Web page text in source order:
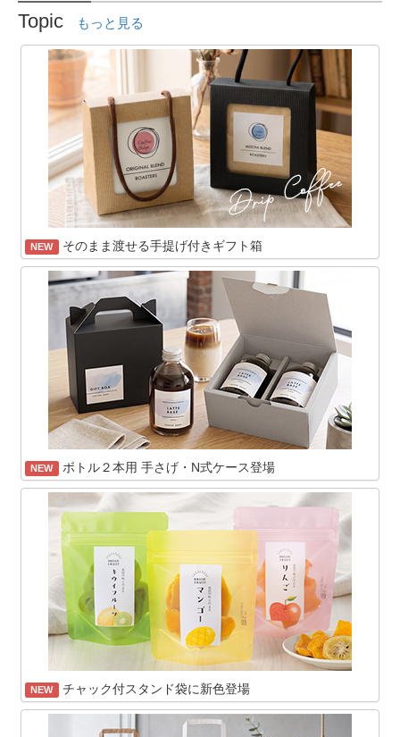
Topic もっと見る
NEW そのまま渡せる手提げ付きギフト箱
NEW ボトル２本用 手さげ・N式ケース登場
NEW チャック付スタンド袋に新色登場